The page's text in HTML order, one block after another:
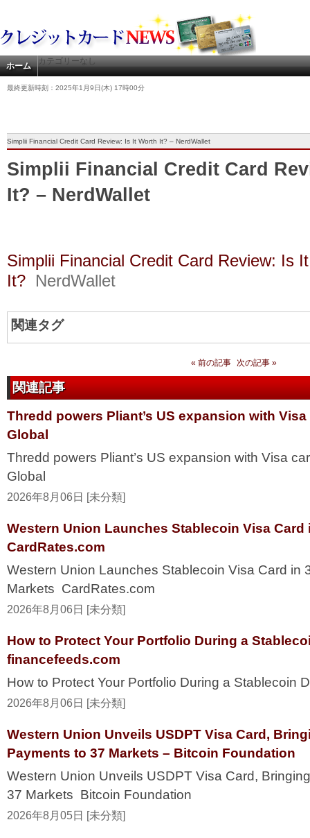
ホーム カテゴリーなし
最終更新時刻：2025年1月9日(木) 17時00分
Simplii Financial Credit Card Review: Is It Worth It? – NerdWallet
Simplii Financial Credit Card
It? – NerdWallet
Simplii Financial Credit Card Review: Is
It? NerdWallet
関連タグ
« 前の記事 次の記事 »
関連記事
Thredd powers Pliant’s US expansion with
Global
Thredd powers Pliant’s US expansion with Visa
Global
2026年8月06日 [未分類]
Western Union Launches Stablecoin Visa Card
CardRates.com
Western Union Launches Stablecoin Visa Card in
Markets CardRates.com
2026年8月06日 [未分類]
How to Protect Your Portfolio During a
financefeeds.com
How to Protect Your Portfolio During a Stablecoin
2026年8月06日 [未分類]
Western Union Unveils USDPT Visa Card,
Payments to 37 Markets – Bitcoin Foundation
Western Union Unveils USDPT Visa Card,
37 Markets Bitcoin Foundation
2026年8月05日 [未分類]